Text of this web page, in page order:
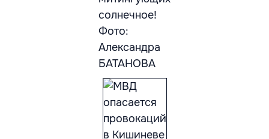
солнечное!
Фото:
Александра
БАТАНОВА